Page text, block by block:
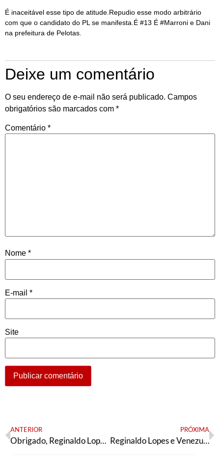
É inaceitável esse tipo de atitude.Repudio esse modo arbitrário
com que o candidato do PL se manifesta.É #13 É #Marroni e Dani
na prefeitura de Pelotas.
Deixe um comentário
O seu endereço de e-mail não será publicado. Campos
obrigatórios são marcados com *
Comentário *
Nome *
E-mail *
Site
ANTERIOR
Obrigado, Reginaldo Lopes!
PRÓXIMA
Reginaldo Lopes e Venezuela: subindo de classe